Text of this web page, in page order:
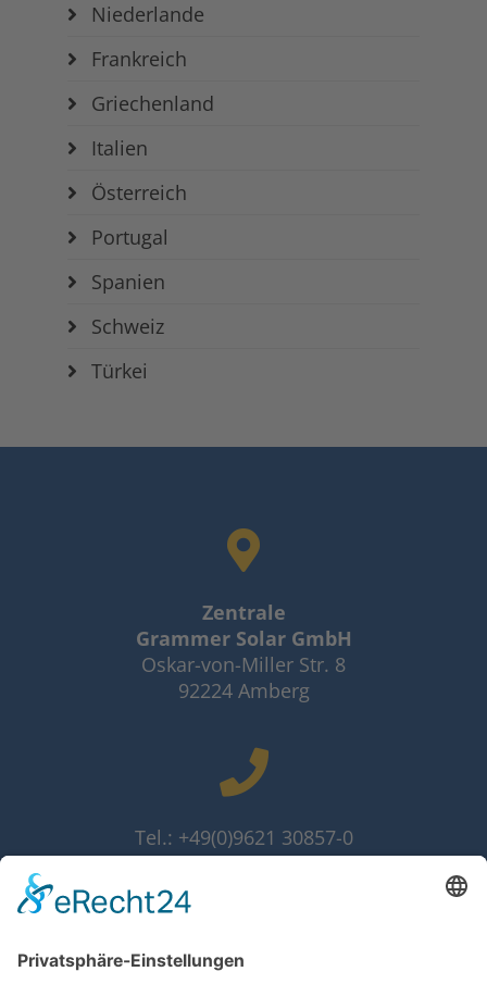
Niederlande
Frankreich
Griechenland
Italien
Österreich
Portugal
Spanien
Schweiz
Türkei
Zentrale
Grammer Solar GmbH
Oskar-von-Miller Str. 8
92224 Amberg
Tel.: +49(0)9621 30857-0
Fax: +49(0)9621 30857-10